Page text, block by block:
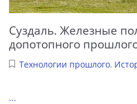
Суздаль. Железные
допотопного
Технологии прошлого,
...